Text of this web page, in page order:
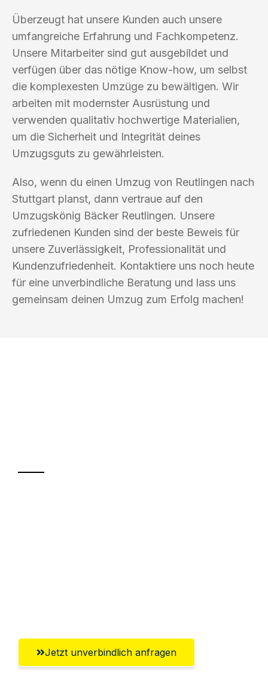
Überzeugt hat unsere Kunden auch unsere
umfangreiche Erfahrung und Fachkompetenz.
Unsere Mitarbeiter sind gut ausgebildet und
verfügen über das nötige Know-how, um selbst
die komplexesten Umzüge zu bewältigen. Wir
arbeiten mit modernster Ausrüstung und
verwenden qualitativ hochwertige Materialien,
um die Sicherheit und Integrität deines
Umzugsguts zu gewährleisten.
Also, wenn du einen Umzug von Reutlingen nach
Stuttgart planst, dann vertraue auf den
Umzugskönig Bäcker Reutlingen. Unsere
zufriedenen Kunden sind der beste Beweis für
unsere Zuverlässigkeit, Professionalität und
Kundenzufriedenheit. Kontaktiere uns noch heute
für eine unverbindliche Beratung und lass uns
gemeinsam deinen Umzug zum Erfolg machen!
Jetzt unverbindlich anfragen